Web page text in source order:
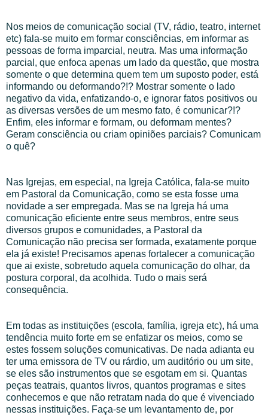
Nos meios de comunicação social (TV, rádio, teatro, internet
etc) fala-se muito em formar consciências, em informar as
pessoas de forma imparcial, neutra. Mas uma informação
parcial, que enfoca apenas um lado da questão, que mostra
somente o que determina quem tem um suposto poder, está
informando ou deformando?!? Mostrar somente o lado
negativo da vida, enfatizando-o, e ignorar fatos positivos ou
as diversas versões de um mesmo fato, é comunicar?!?
Enfim, eles informar e formam, ou deformam mentes?
Geram consciência ou criam opiniões parciais? Comunicam
o quê?
Nas Igrejas, em especial, na Igreja Católica, fala-se muito
em Pastoral da Comunicação, como se esta fosse uma
novidade a ser empregada. Mas se na Igreja há uma
comunicação eficiente entre seus membros, entre seus
diversos grupos e comunidades, a Pastoral da
Comunicação não precisa ser formada, exatamente porque
ela já existe! Precisamos apenas fortalecer a comunicação
que ai existe, sobretudo aquela comunicação do olhar, da
postura corporal, da acolhida. Tudo o mais será
consequência.
Em todas as instituições (escola, família, igreja etc), há uma
tendência muito forte em se enfatizar os meios, como se
estes fossem soluções comunicativas. De nada adianta eu
ter uma emissora de TV ou rárdio, um auditório ou um site,
se eles são instrumentos que se esgotam em si. Quantas
peças teatrais, quantos livros, quantos programas e sites
conhecemos e que não retratam nada do que é vivenciado
nessas instituições. Faça-se um levantamento de, por